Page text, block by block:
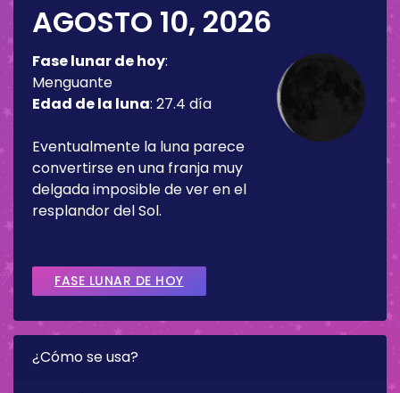
AGOSTO 10, 2026
Fase lunar de hoy:
Menguante
Edad de la luna: 27.4 día
Eventualmente la luna parece
convertirse en una franja muy
delgada imposible de ver en el
resplandor del Sol.
FASE LUNAR DE HOY
¿Cómo se usa?